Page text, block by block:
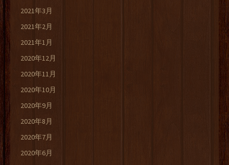
2021年3月
2021年2月
2021年1月
2020年12月
2020年11月
2020年10月
2020年9月
2020年8月
2020年7月
2020年6月